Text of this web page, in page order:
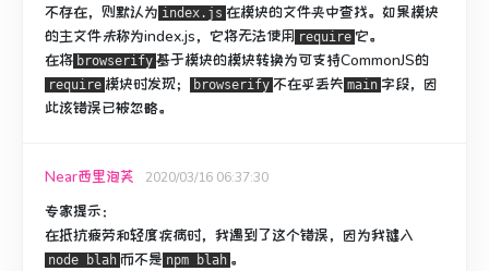
不存在，则默认为 index.js 在模块的文件夹中查找。 如果模块
的主文件未称为index.js，它将无法使用 require 它。
在将 browserify 基于模块的模块转换为可支持CommonJS的
require 模块时发现； browserify 不在乎丢失 main 字段，因
此该错误已被忽略。
Near西里泡芙 2020/03/16 06:37:30
专家提示：
在抵抗疲劳和轻度疾病时，我遇到了这个错误，因为我键入
node blah 而不是 npm blah 。